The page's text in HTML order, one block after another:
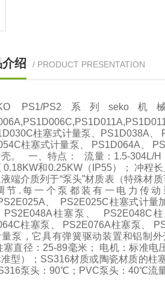
绍 / PRODUCT PRESENTATION
PS1/PS2系列seko
柱塞式计量泵、PS1D038A、
柱塞式计量泵、 PS1D064A、
。 一、特点： 流量：1.5-304L/H
0.18KW和0.25KW（IP55）； 冲程
端介质列于“泵头”材质表（特殊材
节.每一个泵都装有一电力传动
、 PS2E025C柱塞式计量
PS2E048A柱塞泵、 PS2E048C
柱塞泵、 PS2E076A柱塞泵、
泵，它具有弹簧驱动装置和铝制
塞直径：25-89毫米； 电机：标准电
型）；SS316材质或陶瓷材质的柱
泵头：90℃；PVC泵头：40℃流